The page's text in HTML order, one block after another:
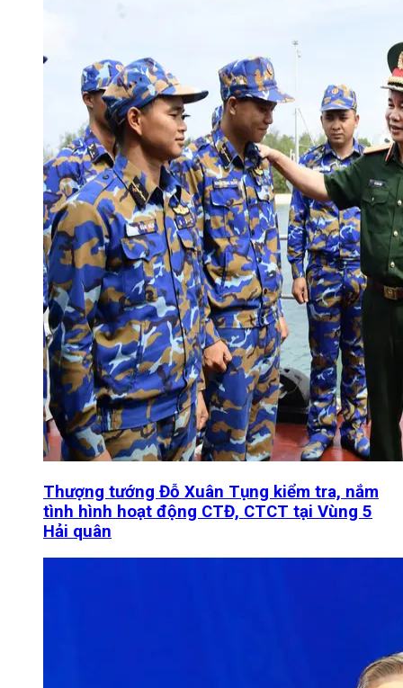
Thượng tướng Đỗ Xuân Tụng kiểm tra, nắm
tình hình hoạt động CTĐ, CTCT tại Vùng 5
Hải quân